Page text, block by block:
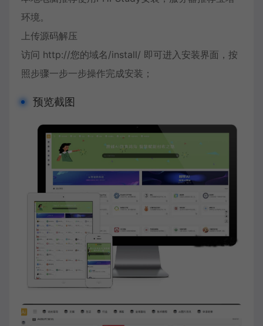
环境。
上传源码解压
访问 http://您的域名/install/ 即可进入安装界面，按
照步骤一步一步操作完成安装；
预览截图